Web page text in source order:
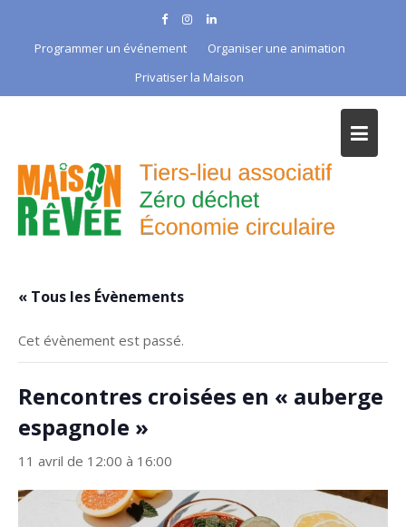
contentProgrammer un événement
Organiser une animation
Privatiser la Maison
« Tous les Évènements
Cet évènement est passé.
Rencontres croisées en « auberge
espagnole »
11 avril de 12:00 à 16:00